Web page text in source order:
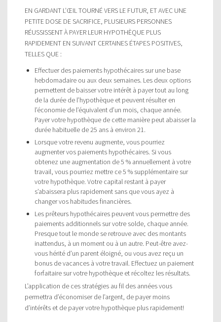
EN GARDANT L’ŒIL TOURNÉ VERS LE FUTUR, ET AVEC UNE
PETITE DOSE DE SACRIFICE, PLUSIEURS PERSONNES
RÉUSSISSENT À PAYER LEUR HYPOTHÈQUE PLUS
RAPIDEMENT EN SUIVANT CERTAINES ÉTAPES POSITIVES,
TELLES QUE :
Effectuer des paiements hypothécaires sur une base
hebdomadaire ou aux deux semaines. Les deux options
permettent de baisser votre intérêt à payer tout au long
de la durée de l’hypothèque et peuvent résulter en
l’économie de l’équivalent d’un mois, chaque année.
Payer votre hypothèque de cette manière peut abaisser la
durée habituelle de 25 ans à environ 21.
Lorsque votre revenu augmente, vous pourriez
augmenter vos paiements hypothécaires. Si vous
obtenez une augmentation de 5 % annuellement à votre
travail, vous pourriez mettre ce 5 % supplémentaire sur
votre hypothèque. Votre capital restant à payer
s’abaissera plus rapidement sans que vous ayez à
changer vos habitudes financières.
Les prêteurs hypothécaires peuvent vous permettre des
paiements additionnels sur votre solde, chaque année.
Presque tout le monde se retrouve avec des montants
inattendus, à un moment ou à un autre. Peut-être avez-
vous hérité d’un parent éloigné, ou vous avez reçu un
bonus de vacances à votre travail. Effectuez un paiement
forfaitaire sur votre hypothèque et récoltez les résultats.
L’application de ces stratégies au fil des années vous
permettra d’économiser de l’argent, de payer moins
d’intérêts et de payer votre hypothèque plus rapidement!